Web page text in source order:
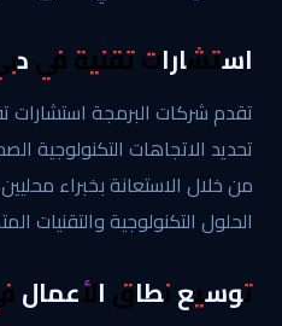
استشارات تقنية في
تقدم شركات البرمجة
تحديد الاتجاهات التكنولوجية
من خلال الاستعانة بخبراء
الحلول التكنولوجية والتقنيات
توسيع نطاق الأعمال